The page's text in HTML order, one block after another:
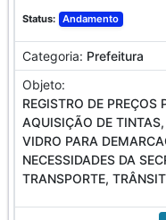
Status: Andamento
Categoria: Prefeitura
Objeto:
REGISTRO DE PREÇOS
AQUISIÇÃO DE TINTAS,
VIDRO PARA
NECESSIDADES DA
TRANSPORTE,